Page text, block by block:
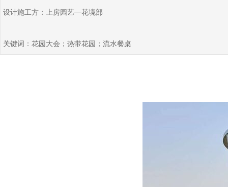
设计施工方：上房园艺—花境部
关键词：花园大会；热带花园；流水餐桌